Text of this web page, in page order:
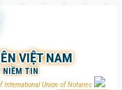
VIỆT NAM
NIỀM TIN
International Union of Notaries